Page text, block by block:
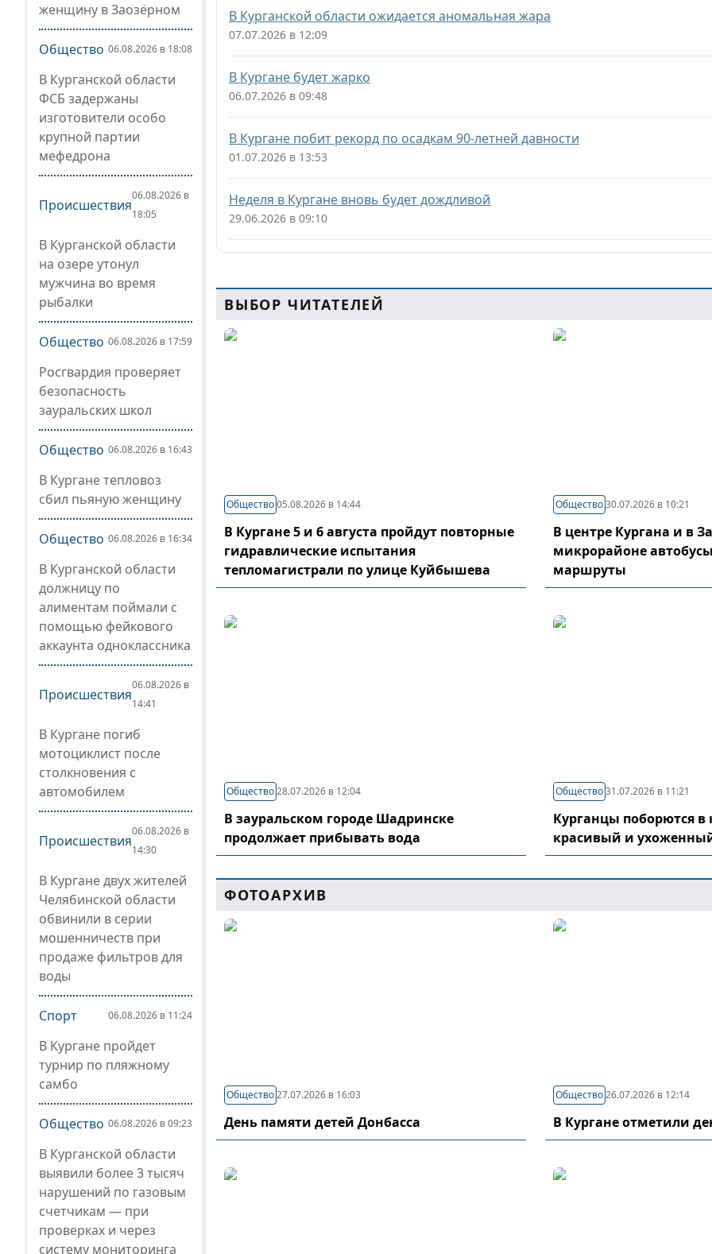
женщину в Заозёрном
Общество 06.08.2026 в 18:08
В Курганской области
ФСБ задержаны
изготовители особо
крупной партии
мефедрона
Происшествия
06.08.2026 в
18:05
В Курганской области
на озере утонул
мужчина во время
рыбалки
Общество 06.08.2026 в 17:59
Росгвардия проверяет
безопасность
зауральских школ
Общество 06.08.2026 в 16:43
В Кургане тепловоз
сбил пьяную женщину
Общество 06.08.2026 в 16:34
В Курганской области
должницу по
алиментам поймали с
помощью фейкового
аккаунта одноклассника
Происшествия
06.08.2026 в
14:41
В Кургане погиб
мотоциклист после
столкновения с
автомобилем
Происшествия
06.08.2026 в
14:30
В Кургане двух жителей
Челябинской области
обвинили в серии
мошенничеств при
продаже фильтров для
воды
Спорт 06.08.2026 в 11:24
В Кургане пройдет
турнир по пляжному
самбо
Общество 06.08.2026 в 09:23
В Курганской области
выявили более 3 тысяч
нарушений по газовым
счетчикам — при
проверках и через
систему мониторинга
В Курганской области ожидается аномальная жара
07.07.2026 в 12:09
В Кургане будет жарко
06.07.2026 в 09:48
В Кургане побит рекорд по осадкам 90-летней давности
01.07.2026 в 13:53
Неделя в Кургане вновь будет дождливой
29.06.2026 в 09:10
ВЫБОР ЧИТАТЕЛЕЙ
Общество05.08.2026 в 14:44
В Кургане 5 и 6 августа пройдут повторные
гидравлические испытания
тепломагистрали по улице Куйбышева
Общество 30.07.2026 в 10:21
В центре Кургана и в
микрорайоне
маршруты
Общество28.07.2026 в 12:04
В зауральском городе Шадринске
продолжает прибывать вода
Общество 31.07.2026 в 11:21
Курганцы поборются
красивый и
ФОТОАРХИВ
Общество27.07.2026 в 16:03
День памяти детей Донбасса
Общество 26.07.2026 в 12:14
В Кургане отметили